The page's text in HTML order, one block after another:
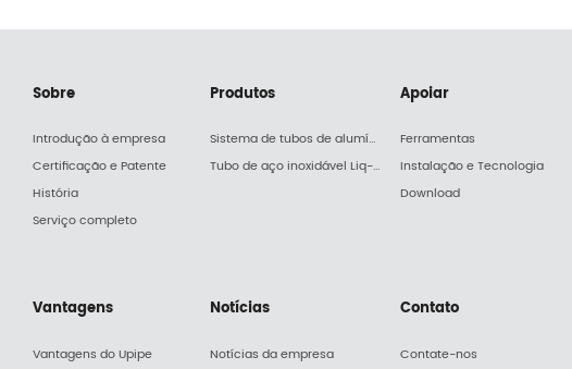
Sobre
Introdução à empresa
Certificação e Patente
História
Serviço completo
Vantagens
Vantagens do Upipe
Produtos
Sistema de tubos de alumínio Upipe
Tubo de aço inoxidável Liq-pipe
Notícias
Notícias da empresa
Apoiar
Ferramentas
Instalação e Tecnologia
Download
Contato
Contate-nos